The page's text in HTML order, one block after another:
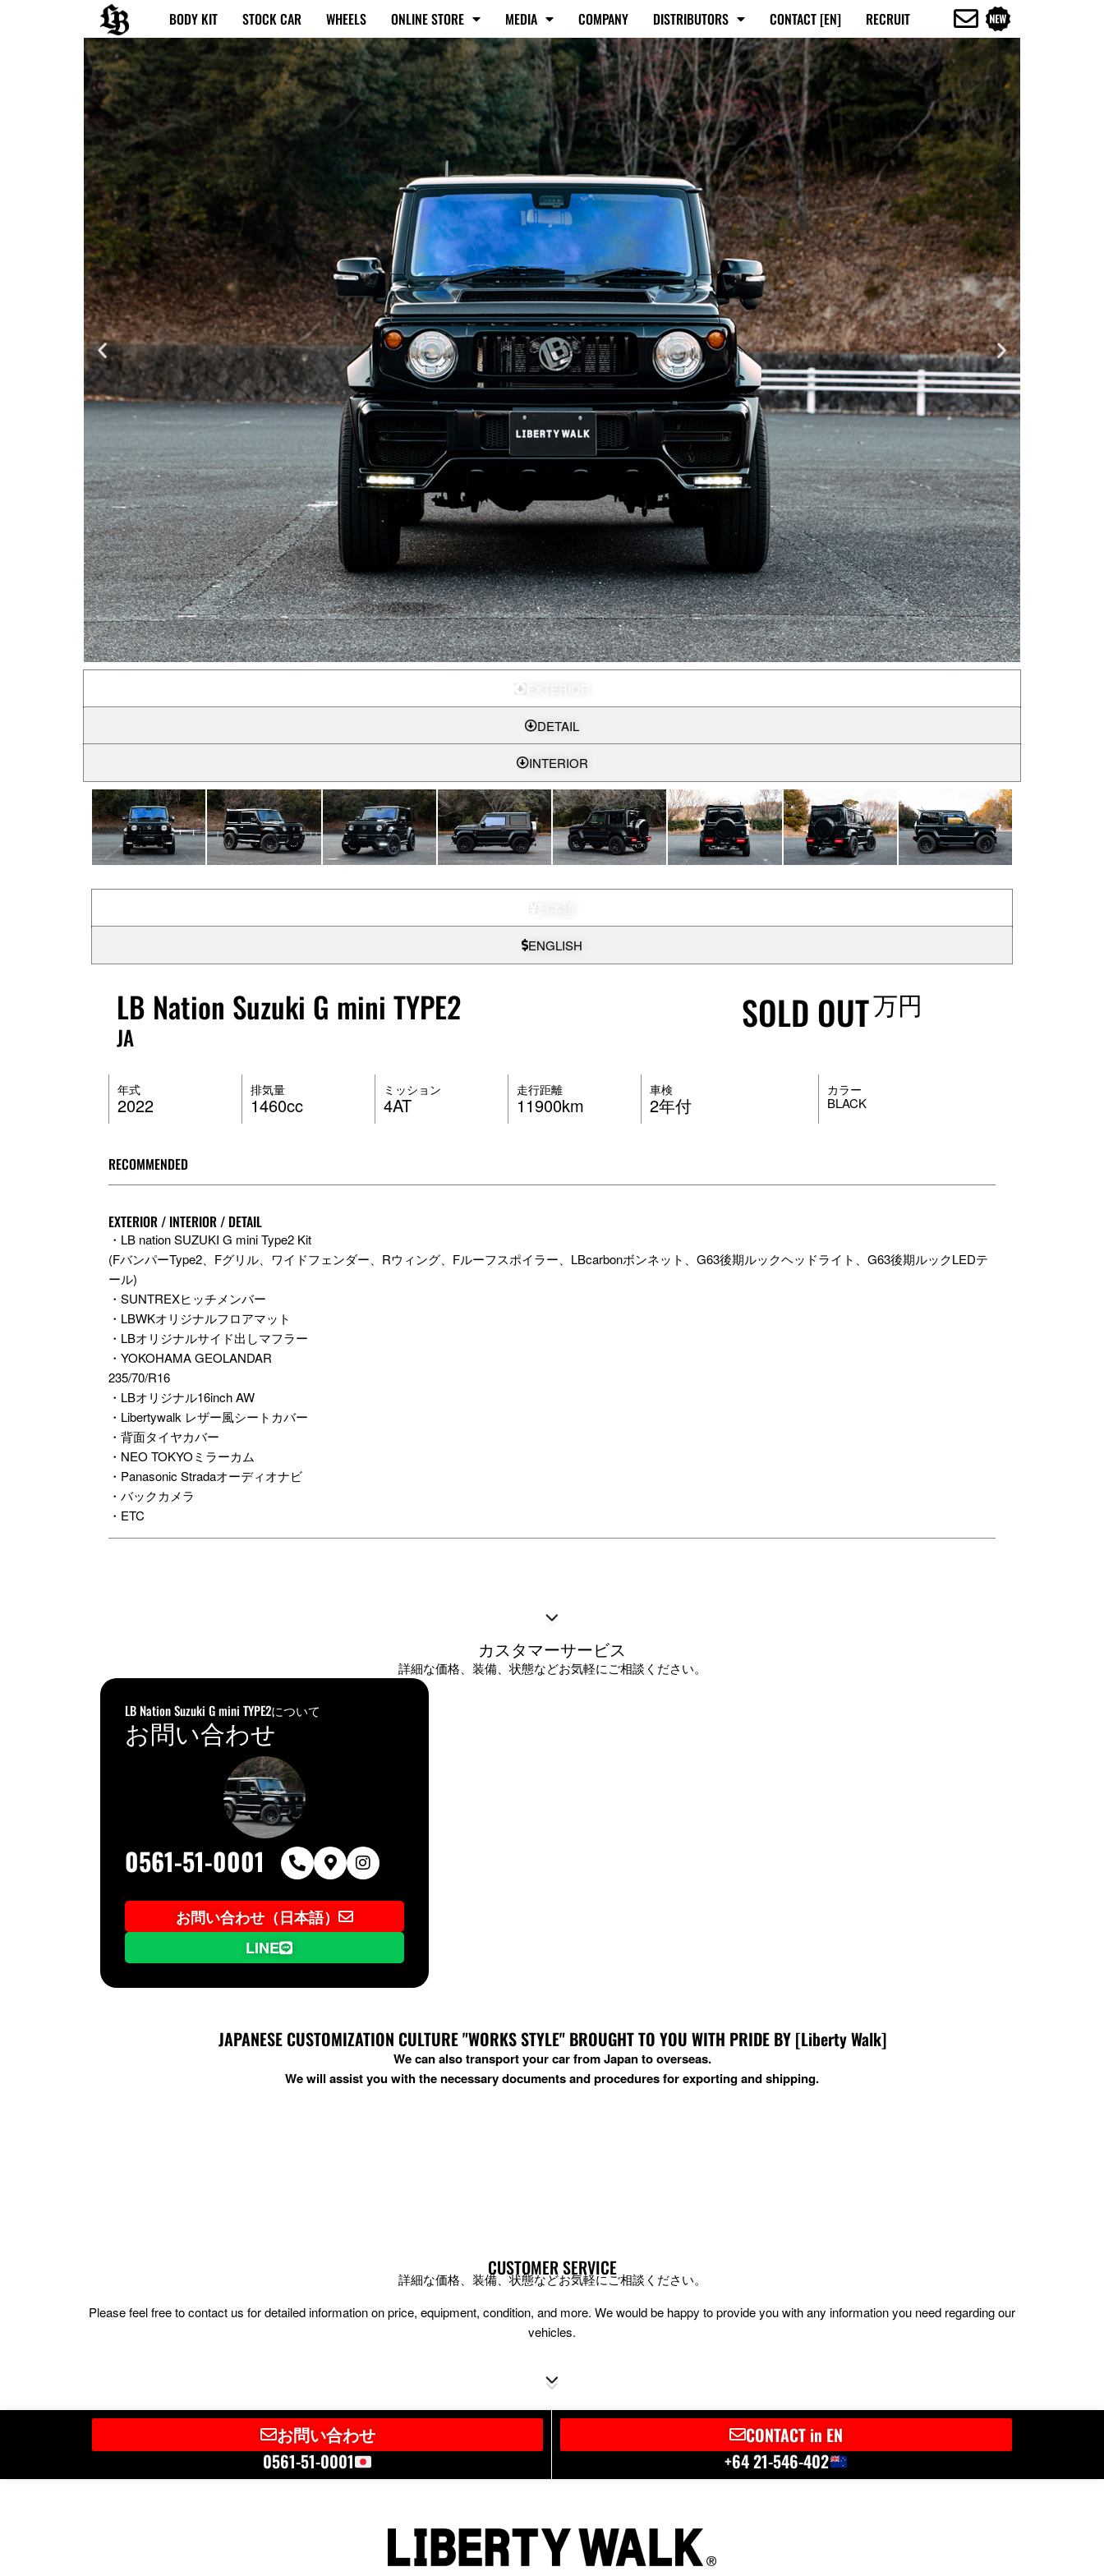
BODY KIT STOCK CAR WHEELS ONLINE STORE MEDIA COMPANY DISTRIBUTORS CONTACT [EN] RECRUIT
DETAIL
INTERIOR
ENGLISH
LB Nation Suzuki G mini TYPE2
JA
SOLD OUT万円
年式
2022
排気量
1460cc
ミッション
4AT
走行距離
11900km
車検
2年付
カラー
BLACK
RECOMMENDED
EXTERIOR / INTERIOR / DETAIL
・LB nation SUZUKI G mini Type2 Kit
(FバンパーType2、Fグリル、ワイドフェンダー、Rウィング、Fルーフスポイラー、LBcarbonボンネット、G63後期ルックヘッドライト、G63後期ルックLEDテ
ール)
・SUNTREXヒッチメンバー
・LBWKオリジナルフロアマット
・LBオリジナルサイド出しマフラー
・YOKOHAMA GEOLANDAR
235/70/R16
・LBオリジナル16inch AW
・Libertywalk レザー風シートカバー
・背面タイヤカバー
・NEO TOKYOミラーカム
・Panasonic Stradaオーディオナビ
・バックカメラ
・ETC
カスタマーサービス
詳細な価格、装備、状態などお気軽にご相談ください。
LB Nation Suzuki G mini TYPE2について
お問い合わせ
0561-51-0001
お問い合わせ（日本語）
LINE
JAPANESE CUSTOMIZATION CULTURE "WORKS STYLE" BROUGHT TO YOU WITH PRIDE BY [Liberty Walk]
We can also transport your car from Japan to overseas.
We will assist you with the necessary documents and procedures for exporting and shipping.
CUSTOMER SERVICE
詳細な価格、装備、状態などお気軽にご相談ください。
Please feel free to contact us for detailed information on price, equipment, condition, and more. We would be happy to provide you with any information you need regarding our
vehicles.
お問い合わせ
0561-51-0001
CONTACT in EN
+64 21-546-402